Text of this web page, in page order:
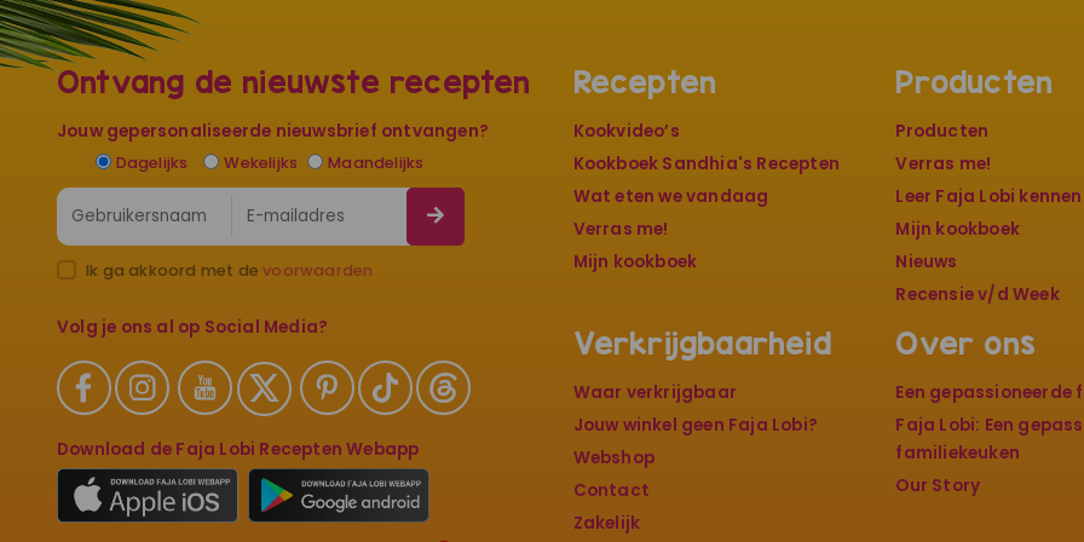
Ontvang de nieuwste recepten
Jouw gepersonaliseerde nieuwsbrief ontvangen?
Dagelijks Wekelijks Maandelijks
Ik ga akkoord met devoorwaarden
Volg je ons al op Social Media?
Download de Faja Lobi Recepten Webapp
Recepten
Kookvideo’s
Kookboek Sandhia's Recepten
Wat eten we vandaag
Verras me!
Mijn kookboek
Producten
Producten
Verras me!
Leer Faja Lobi kennen
Mijn kookboek
Nieuws
Recensie v/d Week
Verkrijgbaarheid
Waar verkrijgbaar
Jouw winkel geen Faja Lobi?
Webshop
Contact
Zakelijk
Over ons
Een gepassioneerde
Faja Lobi: Een
familiekeuken
Our Story